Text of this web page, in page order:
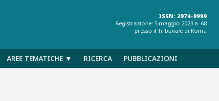
ISSN: 2974-9999
Registrazione: 5 maggio 2023 n. 68
presso il Tribunale di Roma
AREE TEMATICHE ▼ RICERCA PUBBLICAZIONI